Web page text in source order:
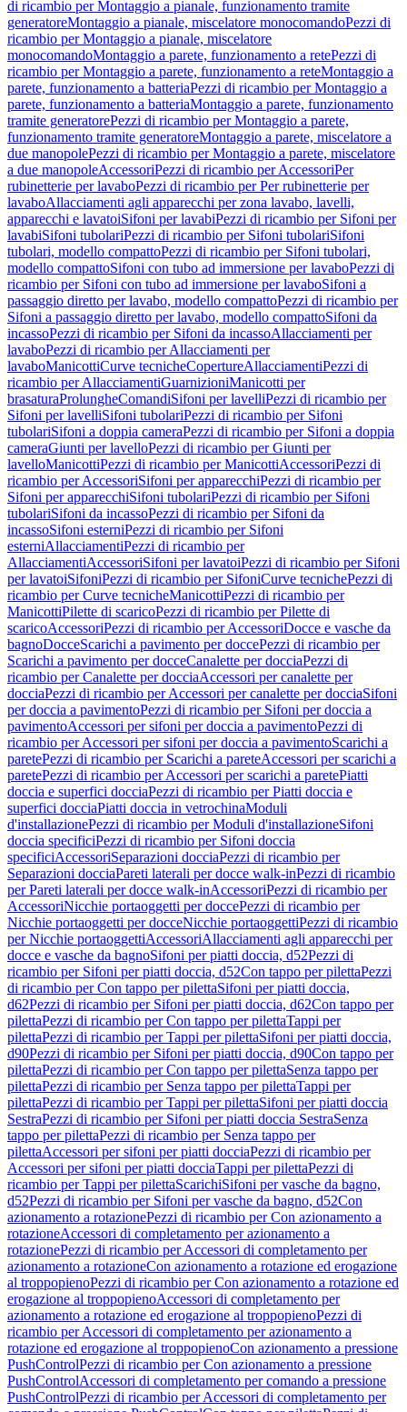
di ricambio per Montaggio a pianale, funzionamento tramite
generatoreMontaggio a pianale, miscelatore monocomandoPezzi di
ricambio per Montaggio a pianale, miscelatore
monocomandoMontaggio a parete, funzionamento a retePezzi di
ricambio per Montaggio a parete, funzionamento a reteMontaggio a
parete, funzionamento a batteriaPezzi di ricambio per Montaggio a
parete, funzionamento a batteriaMontaggio a parete, funzionamento
tramite generatorePezzi di ricambio per Montaggio a parete,
funzionamento tramite generatoreMontaggio a parete, miscelatore a
due manopolePezzi di ricambio per Montaggio a parete, miscelatore
a due manopoleAccessoriPezzi di ricambio per AccessoriPer
rubinetterie per lavaboPezzi di ricambio per Per rubinetterie per
lavaboAllacciamenti agli apparecchi per zona lavabo, lavelli,
apparecchi e lavatoiSifoni per lavabiPezzi di ricambio per Sifoni per
lavabiSifoni tubolariPezzi di ricambio per Sifoni tubolariSifoni
tubolari, modello compattoPezzi di ricambio per Sifoni tubolari,
modello compattoSifoni con tubo ad immersione per lavaboPezzi di
ricambio per Sifoni con tubo ad immersione per lavaboSifoni a
passaggio diretto per lavabo, modello compattoPezzi di ricambio per
Sifoni a passaggio diretto per lavabo, modello compattoSifoni da
incassoPezzi di ricambio per Sifoni da incassoAllacciamenti per
lavaboPezzi di ricambio per Allacciamenti per
lavaboManicottiCurve tecnicheCopertureAllacciamentiPezzi di
ricambio per AllacciamentiGuarnizioniManicotti per
brasaturaProlungheComandiSifoni per lavelliPezzi di ricambio per
Sifoni per lavelliSifoni tubolariPezzi di ricambio per Sifoni
tubolariSifoni a doppia cameraPezzi di ricambio per Sifoni a doppia
cameraGiunti per lavelloPezzi di ricambio per Giunti per
lavelloManicottiPezzi di ricambio per ManicottiAccessoriPezzi di
ricambio per AccessoriSifoni per apparecchiPezzi di ricambio per
Sifoni per apparecchiSifoni tubolariPezzi di ricambio per Sifoni
tubolariSifoni da incassoPezzi di ricambio per Sifoni da
incassoSifoni esterniPezzi di ricambio per Sifoni
esterniAllacciamentiPezzi di ricambio per
AllacciamentiAccessoriSifoni per lavatoiPezzi di ricambio per Sifoni
per lavatoiSifoniPezzi di ricambio per SifoniCurve tecnichePezzi di
ricambio per Curve tecnicheManicottiPezzi di ricambio per
ManicottiPilette di scaricoPezzi di ricambio per Pilette di
scaricoAccessoriPezzi di ricambio per AccessoriDocce e vasche da
bagnoDocceScarichi a pavimento per doccePezzi di ricambio per
Scarichi a pavimento per docceCanalette per docciaPezzi di
ricambio per Canalette per docciaAccessori per canalette per
docciaPezzi di ricambio per Accessori per canalette per docciaSifoni
per doccia a pavimentoPezzi di ricambio per Sifoni per doccia a
pavimentoAccessori per sifoni per doccia a pavimentoPezzi di
ricambio per Accessori per sifoni per doccia a pavimentoScarichi a
paretePezzi di ricambio per Scarichi a pareteAccessori per scarichi a
paretePezzi di ricambio per Accessori per scarichi a paretePiatti
doccia e superfici docciaPezzi di ricambio per Piatti doccia e
superfici docciaPiatti doccia in vetrochinaModuli
d'installazionePezzi di ricambio per Moduli d'installazioneSifoni
doccia specificiPezzi di ricambio per Sifoni doccia
specificiAccessoriSeparazioni docciaPezzi di ricambio per
Separazioni docciaPareti laterali per docce walk-inPezzi di ricambio
per Pareti laterali per docce walk-inAccessoriPezzi di ricambio per
AccessoriNicchie portaoggetti per doccePezzi di ricambio per
Nicchie portaoggetti per docceNicchie portaoggettiPezzi di ricambio
per Nicchie portaoggettiAccessoriAllacciamenti agli apparecchi per
docce e vasche da bagnoSifoni per piatti doccia, d52Pezzi di
ricambio per Sifoni per piatti doccia, d52Con tappo per pilettaPezzi
di ricambio per Con tappo per pilettaSifoni per piatti doccia,
d62Pezzi di ricambio per Sifoni per piatti doccia, d62Con tappo per
pilettaPezzi di ricambio per Con tappo per pilettaTappi per
pilettaPezzi di ricambio per Tappi per pilettaSifoni per piatti doccia,
d90Pezzi di ricambio per Sifoni per piatti doccia, d90Con tappo per
pilettaPezzi di ricambio per Con tappo per pilettaSenza tappo per
pilettaPezzi di ricambio per Senza tappo per pilettaTappi per
pilettaPezzi di ricambio per Tappi per pilettaSifoni per piatti doccia
SestraPezzi di ricambio per Sifoni per piatti doccia SestraSenza
tappo per pilettaPezzi di ricambio per Senza tappo per
pilettaAccessori per sifoni per piatti docciaPezzi di ricambio per
Accessori per sifoni per piatti docciaTappi per pilettaPezzi di
ricambio per Tappi per pilettaScarichiSifoni per vasche da bagno,
d52Pezzi di ricambio per Sifoni per vasche da bagno, d52Con
azionamento a rotazionePezzi di ricambio per Con azionamento a
rotazioneAccessori di completamento per azionamento a
rotazionePezzi di ricambio per Accessori di completamento per
azionamento a rotazioneCon azionamento a rotazione ed erogazione
al troppopienoPezzi di ricambio per Con azionamento a rotazione ed
erogazione al troppopienoAccessori di completamento per
azionamento a rotazione ed erogazione al troppopienoPezzi di
ricambio per Accessori di completamento per azionamento a
rotazione ed erogazione al troppopienoCon azionamento a pressione
PushControlPezzi di ricambio per Con azionamento a pressione
PushControlAccessori di completamento per comando a pressione
PushControlPezzi di ricambio per Accessori di completamento per